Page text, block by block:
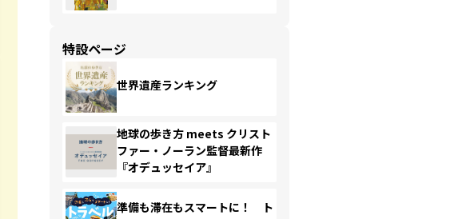
特設ページ
世界遺産ランキング
地球の歩き方 meets クリスト
ファー・ノーラン監督最新作
『オデュッセイア』
準備も滞在もスマートに！ ト